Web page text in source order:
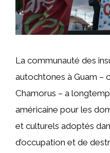
La communauté des
autochtones à Guam –
Chamorus – a
américaine pour les
et culturels adoptés
d’occupation et de